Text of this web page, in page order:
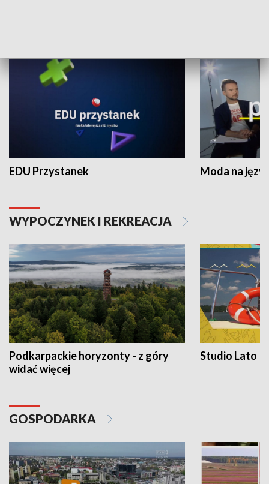
EDU Przystanek Moda na
WYPOCZYNEK I REKREACJA
Podkarpackie horyzonty - z góry
widać więcej
Studio Lato
GOSPODARKA